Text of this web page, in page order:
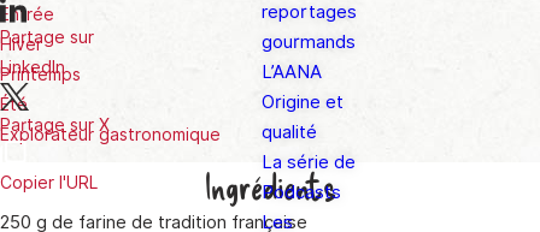
reportages
gourmands
L’AANA
Origine et
qualité
La série de
Podcasts
Les
Entrée
Hiver
Printemps
Été
Explorateur gastronomique
Partage sur
LinkedIn
Partage sur X
Copier l'URL Ingrédients
250 g de farine de tradition française